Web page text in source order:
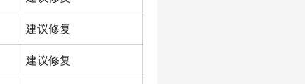
建议修复
建议修复